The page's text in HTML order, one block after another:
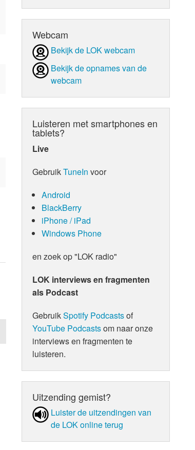
Webcam
Bekijk de LOK webcam
Bekijk de opnames van de
webcam
Luisteren met smartphones en
tablets?
Live
GebruikTuneIn voor
Android
BlackBerry
iPhone / iPad
Windows Phone
en zoek op "LOK radio"
LOK interviews en fragmenten
als Podcast
GebruikSpotify Podcastsof
YouTube Podcastsom naar onze
interviews en fragmenten te
luisteren.
Uitzending gemist?
Luister de uit­zen­din­gen van
de LOK online terug